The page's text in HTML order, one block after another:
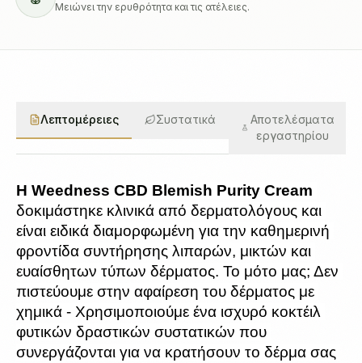
Μειώνει την ερυθρότητα και τις ατέλειες.
Λεπτομέρειες Συστατικά
Αποτελέσματα
εργαστηρίου
Η Weedness CBD Blemish Purity Cream
δοκιμάστηκε κλινικά από δερματολόγους και
είναι ειδικά διαμορφωμένη για την καθημερινή
φροντίδα συντήρησης λιπαρών, μικτών και
ευαίσθητων τύπων δέρματος. Το μότο μας; Δεν
πιστεύουμε στην αφαίρεση του δέρματος με
χημικά - Χρησιμοποιούμε ένα ισχυρό κοκτέιλ
φυτικών δραστικών συστατικών που
συνεργάζονται για να κρατήσουν το δέρμα σας